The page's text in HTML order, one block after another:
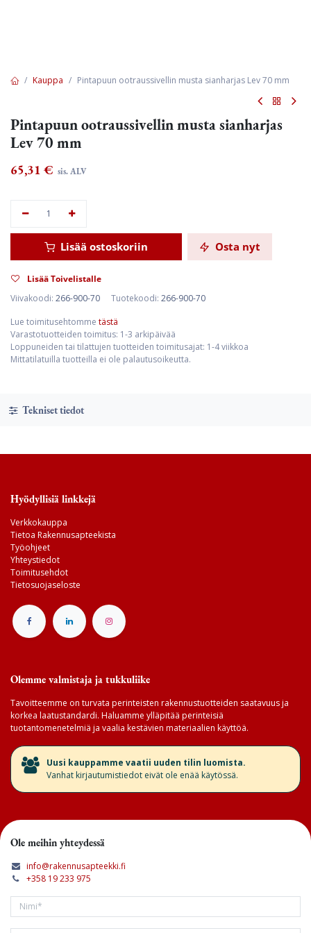
Kauppa Pintapuun ootraussivellin musta sianharjas Lev 70 mm
Pintapuun ootraussivellin musta sianharjas
Lev 70 mm
65,31 € sis. ALV
Lisää ostoskoriin Osta nyt
Lisää Toivelistalle
Viivakoodi: 266-900-70 Tuotekoodi: 266-900-70
Lue toimitusehtomme tästä
Varastotuotteiden toimitus: 1-3 arkipäivää
Loppuneiden tai tilattujen tuotteiden toimitusajat: 1-4 viikkoa
Mittatilatuilla tuotteilla ei ole palautusoikeutta.
Tekniset tiedot
Hyödyllisiä linkkejä
Verkkokauppa
Tietoa Rakennusapteekista
Työohjeet
Yhteystiedot
Toimitusehdot
Tietosuojaseloste
Olemme valmistaja ja tukkuliike
Tavoitteemme on turvata perinteisten rakennustuotteiden saatavuus ja
korkea laatustandardi. Haluamme ylläpitää perinteisiä
tuotantomenetelmiä ja vaalia kestävien materiaalien käyttöä.
​Uusi kauppamme vaatii uuden tilin luomista.
Vanhat kirjautumistiedot eivät ole enää käytössä.
Ole meihin yhteydessä
info@rakennusapteekki.fi
+358 19 233 975